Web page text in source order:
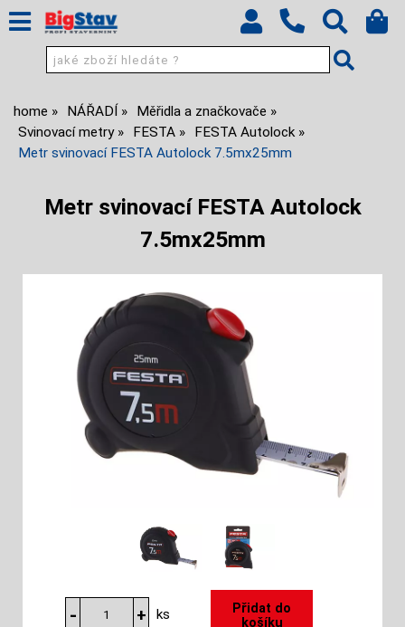
home NÁŘADÍ
Měřidla a značkovače
Svinovací metry
FESTA
FESTA Autolock
Metr svinovací FESTA Autolock 7.5mx25mm
Metr svinovací FESTA Autolock
7.5mx25mm
ks